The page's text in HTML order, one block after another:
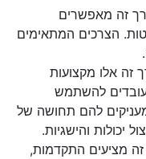
זה מאפשרים
הצרכים המתאימים
זה אלו מקצועות
להשתמש
להם תחושה של
יכולות והישגיות.
מציעים התקדמות,